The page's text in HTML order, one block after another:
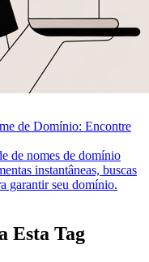
de Domínio: Encontre
de nomes de domínio
instantâneas, buscas
garantir seu domínio.
Esta Tag